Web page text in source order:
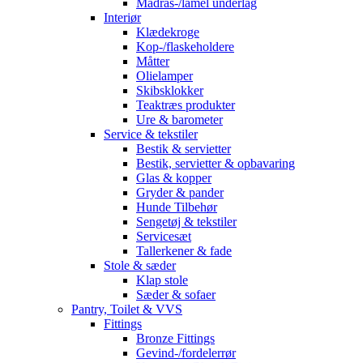
Madras-/lamel underlag
Interiør
Klædekroge
Kop-/flaskeholdere
Måtter
Olielamper
Skibsklokker
Teaktræs produkter
Ure & barometer
Service & tekstiler
Bestik & servietter
Bestik, servietter & opbavaring
Glas & kopper
Gryder & pander
Hunde Tilbehør
Sengetøj & tekstiler
Servicesæt
Tallerkener & fade
Stole & sæder
Klap stole
Sæder & sofaer
Pantry, Toilet & VVS
Fittings
Bronze Fittings
Gevind-/fordelerrør